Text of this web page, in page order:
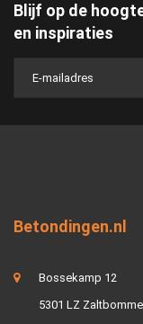
Blijf op de
en inspiraties
Betondingen.nl
Bossekamp 12
5301 LZ Zaltbommel